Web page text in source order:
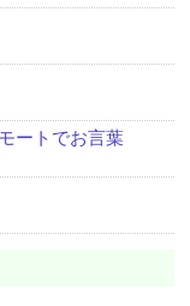
ートでお言葉